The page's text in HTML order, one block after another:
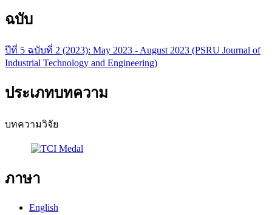
ฉบับ
ปีที่ 5 ฉบับที่ 2 (2023): May 2023 - August 2023 (PSRU Journal of
Industrial Technology and Engineering)
ประเภทบทความ
บทความวิจัย
ภาษา
English